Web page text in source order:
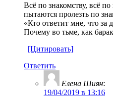
Всё по знакомству, всё
пытаются пролезть по
«Кто ответит мне, что за
Почему во тьме, как
[Цитировать]
Ответить
Елена Шиян:
19/04/2019 в 13:16